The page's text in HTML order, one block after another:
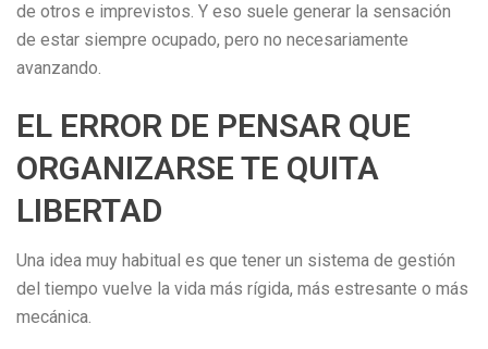
de otros e imprevistos. Y eso suele generar la sensación
de estar siempre ocupado, pero no necesariamente
avanzando.
EL ERROR DE PENSAR QUE
ORGANIZARSE TE QUITA
LIBERTAD
Una idea muy habitual es que tener un sistema de gestión
del tiempo vuelve la vida más rígida, más estresante o más
mecánica.